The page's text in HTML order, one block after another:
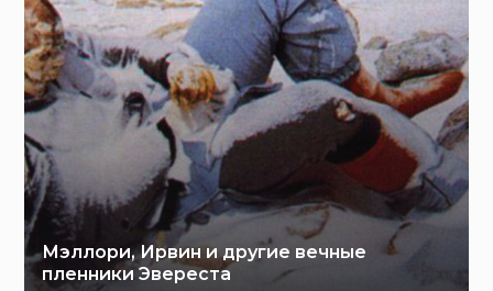
Мэллори, Ирвин и другие вечные
пленники Эвереста